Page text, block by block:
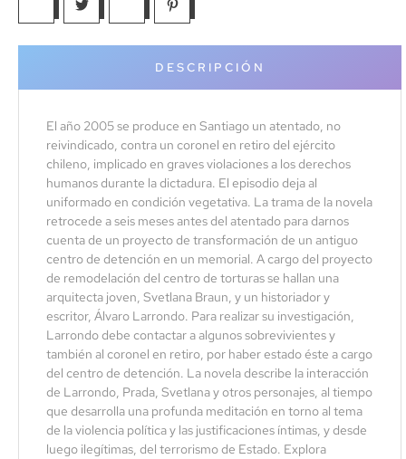
DESCRIPCIÓN
El año 2005 se produce en Santiago un atentado, no
reivindicado, contra un coronel en retiro del ejército
chileno, implicado en graves violaciones a los derechos
humanos durante la dictadura. El episodio deja al
uniformado en condición vegetativa. La trama de la novela
retrocede a seis meses antes del atentado para darnos
cuenta de un proyecto de transformación de un antiguo
centro de detención en un memorial. A cargo del proyecto
de remodelación del centro de torturas se hallan una
arquitecta joven, Svetlana Braun, y un historiador y
escritor, Álvaro Larrondo. Para realizar su investigación,
Larrondo debe contactar a algunos sobrevivientes y
también al coronel en retiro, por haber estado éste a cargo
del centro de detención. La novela describe la interacción
de Larrondo, Prada, Svetlana y otros personajes, al tiempo
que desarrolla una profunda meditación en torno al tema
de la violencia política y las justificaciones íntimas, y desde
luego ilegítimas, del terrorismo de Estado. Explora